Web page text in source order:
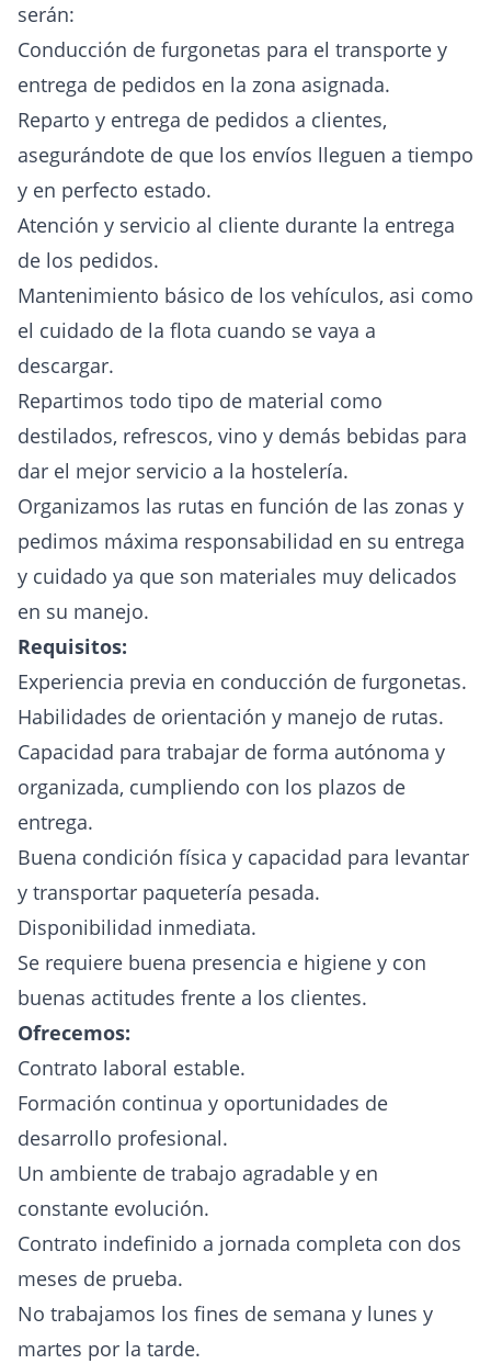
serán:
Conducción de furgonetas para el transporte y
entrega de pedidos en la zona asignada.
Reparto y entrega de pedidos a clientes,
asegurándote de que los envíos lleguen a tiempo
y en perfecto estado.
Atención y servicio al cliente durante la entrega
de los pedidos.
Mantenimiento básico de los vehículos, asi como
el cuidado de la flota cuando se vaya a
descargar.
Repartimos todo tipo de material como
destilados, refrescos, vino y demás bebidas para
dar el mejor servicio a la hostelería.
Organizamos las rutas en función de las zonas y
pedimos máxima responsabilidad en su entrega
y cuidado ya que son materiales muy delicados
en su manejo.
Requisitos:
Experiencia previa en conducción de furgonetas.
Habilidades de orientación y manejo de rutas.
Capacidad para trabajar de forma autónoma y
organizada, cumpliendo con los plazos de
entrega.
Buena condición física y capacidad para levantar
y transportar paquetería pesada.
Disponibilidad inmediata.
Se requiere buena presencia e higiene y con
buenas actitudes frente a los clientes.
Ofrecemos:
Contrato laboral estable.
Formación continua y oportunidades de
desarrollo profesional.
Un ambiente de trabajo agradable y en
constante evolución.
Contrato indefinido a jornada completa con dos
meses de prueba.
No trabajamos los fines de semana y lunes y
martes por la tarde.